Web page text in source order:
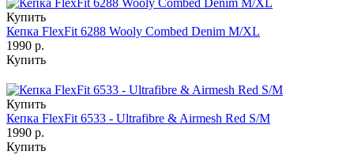
Купить
Кепка FlexFit 6288 Wooly Combed Denim M/XL
1990 р.
Купить
Купить
Кепка FlexFit 6533 - Ultrafibre & Airmesh Red S/M
1990 р.
Купить